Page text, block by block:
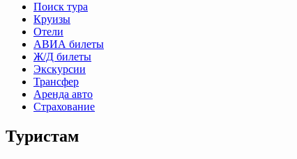
Поиск тура
Круизы
Отели
АВИА билеты
Ж/Д билеты
Экскурсии
Трансфер
Аренда авто
Страхование
Туристам